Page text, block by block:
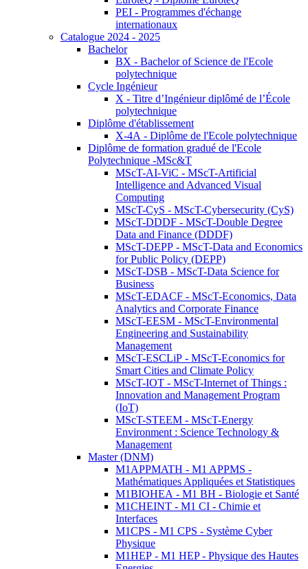
PEI - Programmes d'échange
internationaux
Catalogue 2024 - 2025
Bachelor
BX - Bachelor of Science de l'Ecole
polytechnique
Cycle Ingénieur
X - Titre d’Ingénieur diplômé de l’École
polytechnique
Diplôme d'établissement
X-4A - Diplôme de l'Ecole polytechnique
Diplôme de formation gradué de l'Ecole
Polytechnique -MSc&T
MScT-AI-ViC - MScT-Artificial
Intelligence and Advanced Visual
Computing
MScT-CyS - MScT-Cybersecurity (CyS)
MScT-DDDF - MScT-Double Degree
Data and Finance (DDDF)
MScT-DEPP - MScT-Data and Economics
for Public Policy (DEPP)
MScT-DSB - MScT-Data Science for
Business
MScT-EDACF - MScT-Economics, Data
Analytics and Corporate Finance
MScT-EESM - MScT-Environmental
Engineering and Sustainability
Management
MScT-ESCLiP - MScT-Economics for
Smart Cities and Climate Policy
MScT-IOT - MScT-Internet of Things :
Innovation and Management Program
(IoT)
MScT-STEEM - MScT-Energy
Environment : Science Technology &
Management
Master (DNM)
M1APPMATH - M1 APPMS -
Mathématiques Appliquées et Statistiques
M1BIOHEA - M1 BH - Biologie et Santé
M1CHEINT - M1 CI - Chimie et
Interfaces
M1CPS - M1 CPS - Système Cyber
Physique
M1HEP - M1 HEP - Physique des Hautes